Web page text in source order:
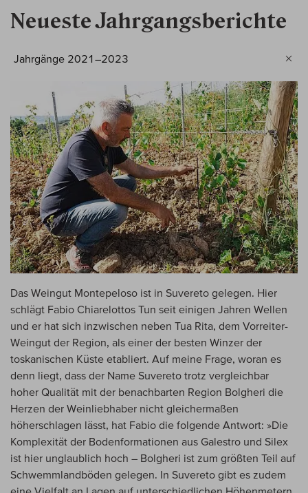
Neueste Jahrgangsberichte
Jahrgänge 2021–2023
Das Weingut Montepeloso ist in Suvereto gelegen. Hier
schlägt Fabio Chiarelottos Tun seit einigen Jahren Wellen
und er hat sich inzwischen neben Tua Rita, dem Vorreiter-
Weingut der Region, als einer der besten Winzer der
toskanischen Küste etabliert. Auf meine Frage, woran es
denn liegt, dass der Name Suvereto trotz vergleichbar
hoher Qualität mit der benachbarten Region Bolgheri die
Herzen der Weinliebhaber nicht gleichermaßen
höherschlagen lässt, hat Fabio die folgende Antwort: »Die
Komplexität der Bodenformationen aus Galestro und Silex
ist hier unglaublich hoch – Bolgheri ist zum größten Teil auf
Schwemmlandböden gelegen. In Suvereto gibt es zudem